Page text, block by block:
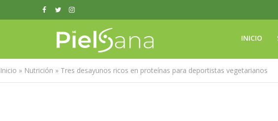
INICIO
Inicio » Nutrición » Tres desayunos ricos en proteínas para deportistas vegetarianos